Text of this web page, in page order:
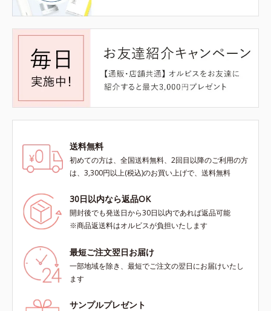
送料無料
初めての方は、全国送料無料、2回目以降のご利用の方
は、3,300円以上(税込)のお買い上げで、送料無料
30日以内なら返品OK
開封後でも発送日から30日以内であれば返品可能
※商品返送料はオルビスが負担いたします
最短ご注文翌日お届け
一部地域を除き、最短でご注文の翌日にお届けいたし
ます
サンプルプレゼント